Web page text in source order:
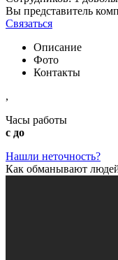
Вы представитель
Связаться
Описание
Фото
Контакты
,
Часы работы
с до
Нашли неточность?
Как обманывают